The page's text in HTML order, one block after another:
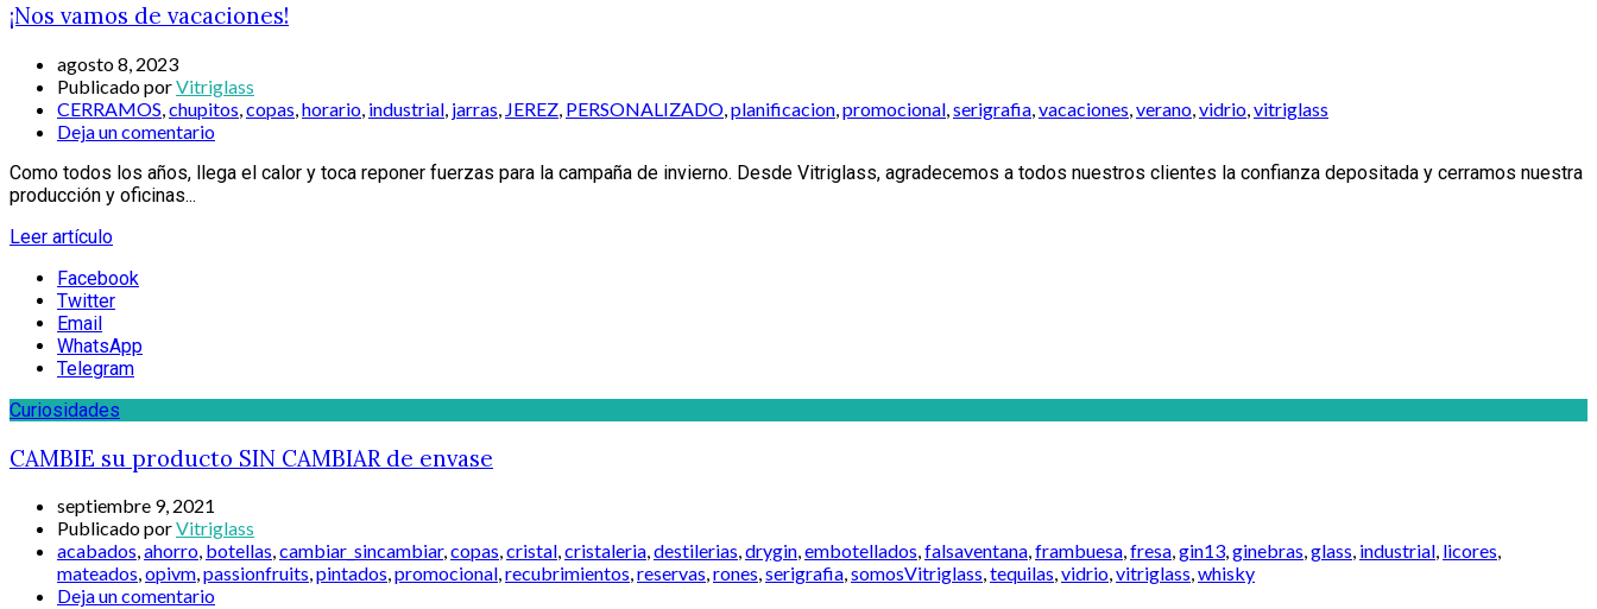
¡Nos vamos de vacaciones!
agosto 8, 2023
Publicado porVitriglass
CERRAMOS,chupitos,copas,horario, industrial, jarras, JEREZ, PERSONALIZADO,planificacion,promocional,serigrafia,vacaciones,verano,vidrio,vitriglass
Deja un comentario
Como todos los años, llega el calor y toca reponer fuerzas para la campaña de invierno. Desde Vitriglass, agradecemos a todos nuestros clientes la confianza depositada y cerramos nuestra
producción y oficinas...
Leer artículo
Facebook
Twitter
Email
WhatsApp
Telegram
Curiosidades
CAMBIE su producto SIN CAMBIAR de envase
septiembre 9, 2021
Publicado porVitriglass
acabados,ahorro, botellas,cambiar_sincambiar,copas,cristal,cristaleria,destilerias,drygin,embotellados,falsaventana,frambuesa,fresa,gin13,ginebras,glass, industrial, licores,
mateados,opivm,passionfruits,pintados,promocional,recubrimientos,reservas,rones,serigrafia,somosVitriglass,tequilas,vidrio,vitriglass,whisky
Deja un comentario